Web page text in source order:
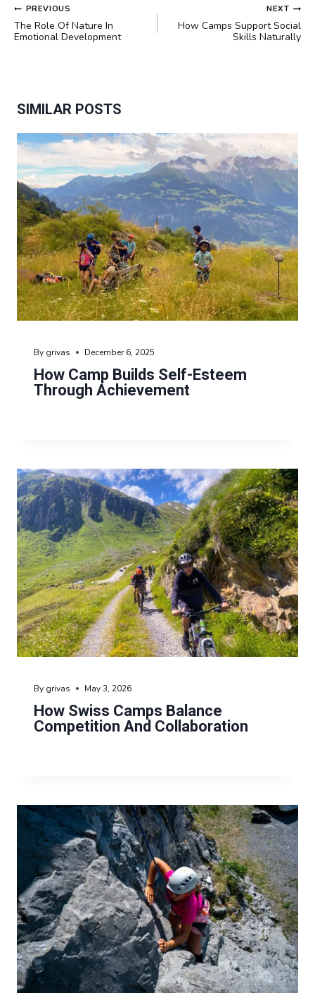
POST
NAVIGATION
PREVIOUS
The Role Of Nature In
Emotional Development
NEXT
How Camps Support Social
Skills Naturally
SIMILAR POSTS
How Camp Builds Self-Esteem
Through Achievement
By grivas December 6, 2025
How Swiss Camps Balance
Competition And Collaboration
By grivas May 3, 2026